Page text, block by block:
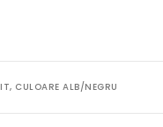
CULOARE ALB/NEGRU